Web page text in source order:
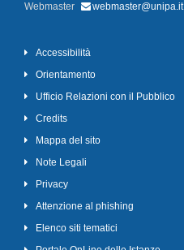
Webmaster
webmaster@unipa.it
Accessibilità
Orientamento
Ufficio Relazioni con il Pubblico
Credits
Mappa del sito
Note Legali
Privacy
Attenzione al phishing
Elenco siti tematici